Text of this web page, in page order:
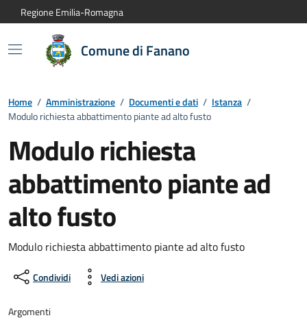
Vai al contenuto principale
Vai alla navigazione del sito
Vai al piede di pagina
Regione Emilia-Romagna
Comune di Fanano
Home / Amministrazione / Documenti e dati / Istanza /
Modulo richiesta abbattimento piante ad alto fusto
Modulo richiesta
abbattimento piante ad
alto fusto
Modulo richiesta abbattimento piante ad alto fusto
Condividi Vedi azioni
Argomenti